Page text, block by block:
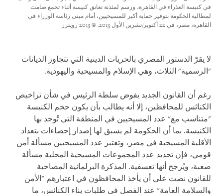
في كنيسة العذراء في القاهرة، ورسم لمئذنة تعانق كنيسة أثناء تجمع صامت
لمطالبة الحكومة بتوفير حماية أكبر للمسيحيين، أمام مبنى رئاسة الوزراء في
القاهرة، مصر، في 22 أكتوبر/تشرين الأول 2013.
© 2013 رويترز
لا يقرّ الدستور المصري بالحريات الدينية التي تتجاوز الديانات
"الرسمية" الثلاث، وهي الإسلام والمسيحية واليهودية.
رغم أن القانون الجديد يفوض سلطة الرئيس في شأن تراخيص
الكنائس للمحافظين، إلا أنه يطالب بأن يكون حجم الكنيسة
"متناسب مع" عدد المسيحيين في المنطقة التي تُوجد بها
الكنيسة. بما أن الحكومة لم يسبق لها إصدار إحصاءات بتعداد
الأقلية المسيحية في مصر، وتعتبر عدد المسيحيين مسألة أمن
قومي، فإن تحديد عدد المجموعات المسيحية المحلية مسألة
صعبة، ويُرجح أنها تعسفية. المذكرة البرلمانية المصاحبة
للقانون نصت على أن يأخذ المحافظون في اعتبارهم "الأمن
والسلامة العامة" عند الفصل في طلبات بناء الكنائس، ما